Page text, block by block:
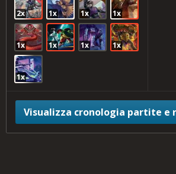
2x 1x 1x 1x
1x 1x 1x 1x
1x
Visualizza cronologia partite e